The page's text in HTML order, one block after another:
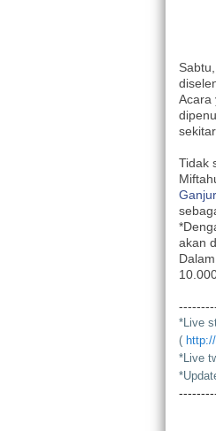
Acara
Tidak
Ganjur
akan
*Live
(
*Live